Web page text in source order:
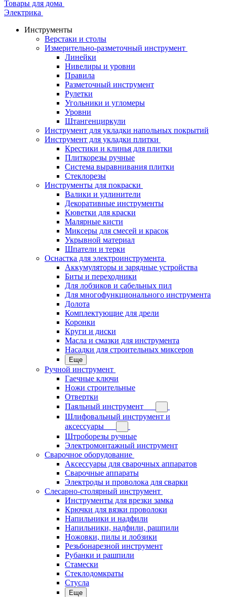
Товары для дома
Электрика
Инструменты
Верстаки и столы
Измерительно-разметочный инструмент
Линейки
Нивелиры и уровни
Правила
Разметочный инструмент
Рулетки
Угольники и угломеры
Уровни
Штангенциркули
Инструмент для укладки напольных покрытий
Инструмент для укладки плитки
Крестики и клинья для плитки
Плиткорезы ручные
Система выравнивания плитки
Стеклорезы
Инструменты для покраски
Валики и удлинители
Декоративные инструменты
Кюветки для краски
Малярные кисти
Миксеры для смесей и красок
Укрывной материал
Шпатели и терки
Оснастка для электроинструмента
Аккумуляторы и зарядные устройства
Биты и переходники
Для лобзиков и сабельных пил
Для многофункционального инструмента
Долота
Комплектующие для дрели
Коронки
Круги и диски
Масла и смазки для инструмента
Насадки для строительных миксеров
Еще
Ручной инструмент
Гаечные ключи
Ножи строительные
Отвертки
Паяльный инструмент
Шлифовальный инструмент и
аксессуары
Штроборезы ручные
Электромонтажный инструмент
Сварочное оборудование
Аксессуары для сварочных аппаратов
Сварочные аппараты
Электроды и проволока для сварки
Слесарно-столярный инструмент
Инструменты для врезки замка
Крючки для вязки проволоки
Напильники и надфили
Напильники, надфили, рашпили
Ножовки, пилы и лобзики
Резьбонарезной инструмент
Рубанки и рашпили
Стамески
Стеклодомкраты
Стусла
Еще